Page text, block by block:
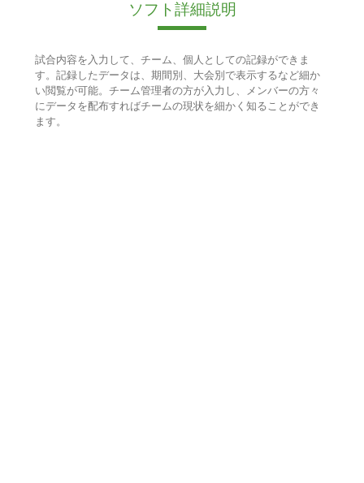
ソフト詳細説明
試合内容を入力して、チーム、個人としての記録ができま
す。記録したデータは、期間別、大会別で表示するなど細か
い閲覧が可能。チーム管理者の方が入力し、メンバーの方々
にデータを配布すればチームの現状を細かく知ることができ
ます。